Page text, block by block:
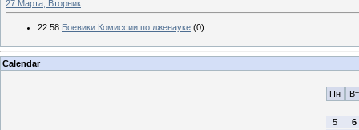
27 Марта, Вторник
22:58 Боевики Комиссии по лженауке (0)
Calendar
Пн Вт
5
6